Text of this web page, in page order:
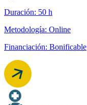
Duración: 50 h
Metodología: Online
Financiación: Bonificable